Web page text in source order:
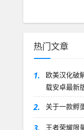
热门文章
1.
欧美汉化破
载安卓最新
2. 关于一款孵
王者荣耀限